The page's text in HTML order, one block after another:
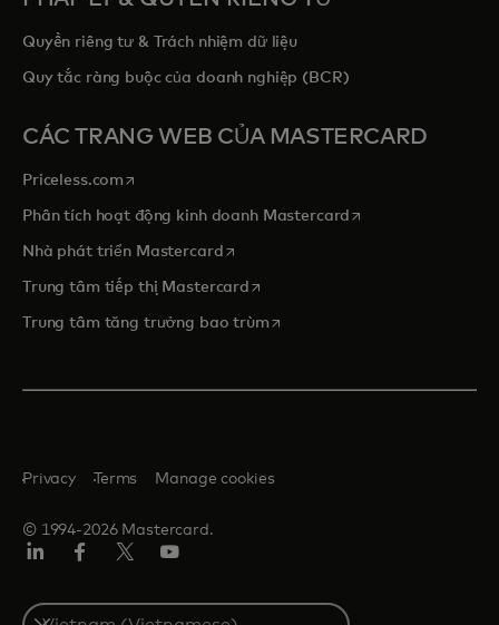
Quyền riêng tư & Trách nhiệm dữ liệu
Quy tắc ràng buộc của doanh nghiệp (BCR)
CÁC TRANG WEB CỦA MASTERCARD
Priceless.com opens in a new tab
Phân tích hoạt động kinh doanh Mastercard opens in a new tab
Nhà phát triển Mastercardopens in a new tab
Trung tâm tiếp thị Mastercardopens in a new tab
Trung tâm tăng trưởng bao trùmopens in a new tab
© 1994-2026 Mastercard.
Privacy Terms Manage cookies
Select